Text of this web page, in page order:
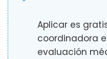
Aplicar es
coordinadora
evaluación